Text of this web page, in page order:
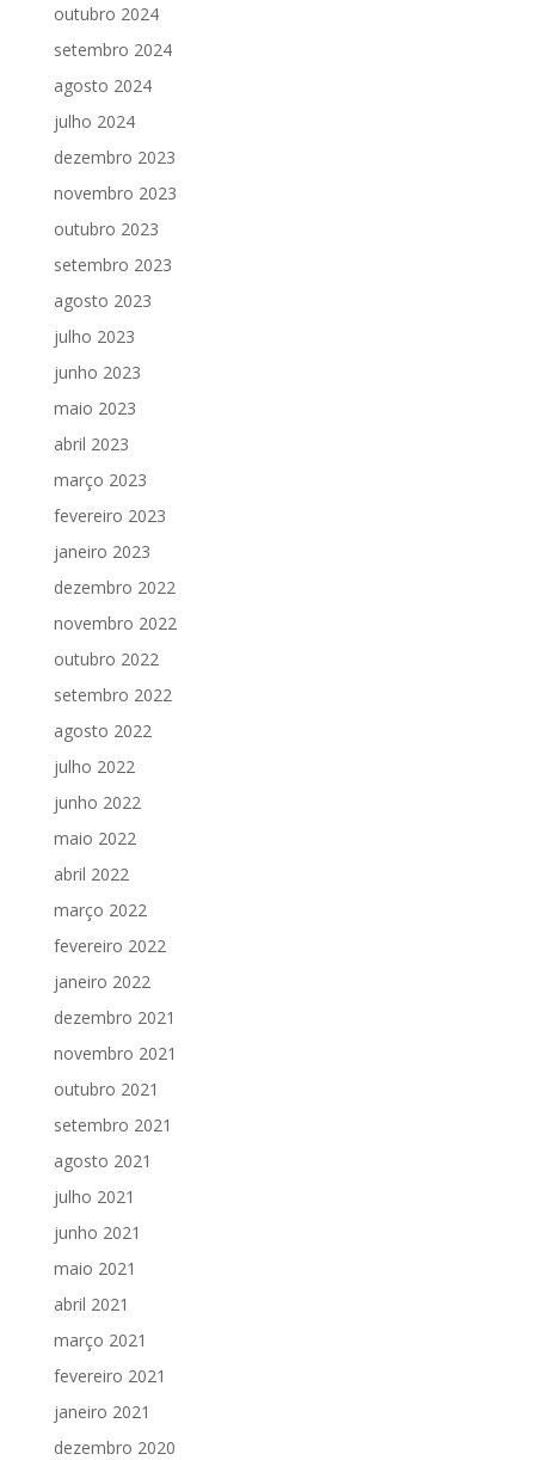
outubro 2024
setembro 2024
agosto 2024
julho 2024
dezembro 2023
novembro 2023
outubro 2023
setembro 2023
agosto 2023
julho 2023
junho 2023
maio 2023
abril 2023
março 2023
fevereiro 2023
janeiro 2023
dezembro 2022
novembro 2022
outubro 2022
setembro 2022
agosto 2022
julho 2022
junho 2022
maio 2022
abril 2022
março 2022
fevereiro 2022
janeiro 2022
dezembro 2021
novembro 2021
outubro 2021
setembro 2021
agosto 2021
julho 2021
junho 2021
maio 2021
abril 2021
março 2021
fevereiro 2021
janeiro 2021
dezembro 2020